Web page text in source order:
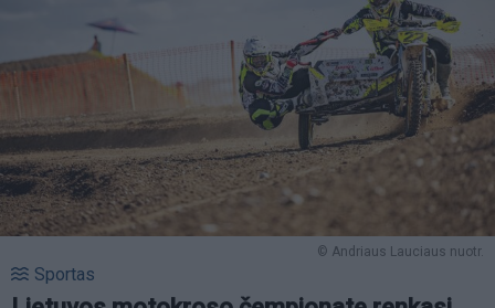
© Andriaus Lauciaus nuotr.
Sportas